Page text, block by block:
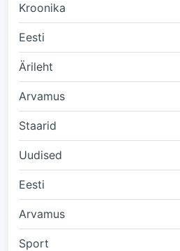
Kroonika
Eesti
Ärileht
Arvamus
Staarid
Uudised
Eesti
Arvamus
Sport